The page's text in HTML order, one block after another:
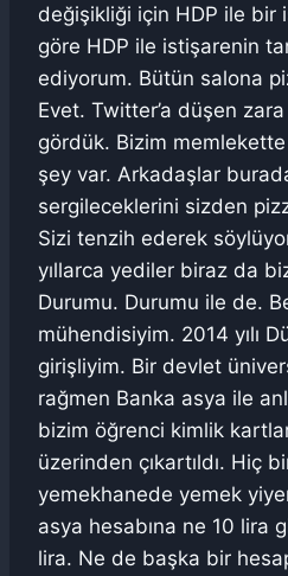
değişikliği için HDP ile bir
göre HDP ile istişarenin
ediyorum. Bütün salona
Evet. Twitter’a düşen zara
gördük. Bizim
şey var. Arkadaşlar
sergileceklerini sizden
Sizi tenzih ederek
yıllarca yediler biraz da
Durumu. Durumu ile de.
mühendisiyim. 2014 yılı
girişliyim. Bir devlet
rağmen Banka asya ile
bizim öğrenci kimlik
üzerinden çıkartıldı. Hiç
yemekhanede yemek
asya hesabına ne 10 lira
lira. Ne de başka bir